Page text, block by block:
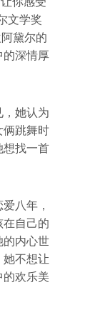
文学奖
黛尔的
的深情厚
，她认为
俩跳舞时
想找一首
八年，
自己的
的内心世
不想让
的欢乐美